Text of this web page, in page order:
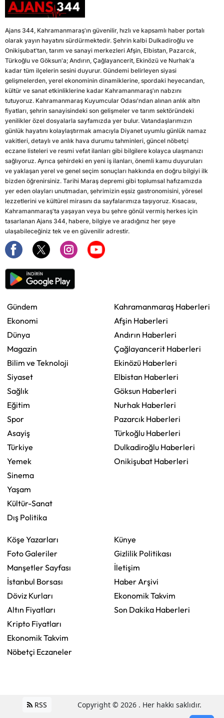
Ajans 344, Kahramanmaraş'ın güvenilir, hızlı ve kapsamlı haber portalı
olarak yayın hayatını sürdürmektedir. Şehrin kalbi Dulkadiroğlu ve
Onikişubat'tan, tarım ve sanayi merkezleri Afşin, Elbistan, Pazarcık,
Türkoğlu ve Göksun'a; Andırın, Çağlayancerit, Ekinözü ve Nurhak'a
kadar tüm ilçelerin sesini duyurur. Gündemi belirleyen siyasi
gelişmelerden, yerel ekonominin dinamiklerine, spordaki heyecandan,
kültür ve sanat etkinliklerine kadar Kahramanmaraş'ın nabzını
tutuyoruz. Kahramanmaraş Kuyumcular Odası'ndan alınan anlık altın
fiyatları, şehrin sanayisindeki son gelişmeler ve tarım sektöründeki
yenilikler özel dosyalarla sayfamızda yer bulur. Vatandaşlarımızın
günlük hayatını kolaylaştırmak amacıyla Diyanet uyumlu günlük namaz
vakitleri, detaylı ve anlık hava durumu tahminleri, güncel nöbetçi
eczane listeleri ve resmi vefat ilanları gibi bilgilere kolayca ulaşmanızı
sağlıyoruz. Ayrıca şehirdeki en yeni iş ilanları, önemli kamu duyuruları
ve yaklaşan yerel ve genel seçim sonuçları hakkında en doğru bilgiyi ilk
bizden öğrenirsiniz. Tarihi Maraş depremi gibi toplumsal hafızamızda
yer eden olayları unutmadan, şehrimizin eşsiz gastronomisini, yöresel
lezzetlerini ve kültürel mirasını da sayfalarımıza taşıyoruz. Kısacası,
Kahramanmaraş'ta yaşayan veya bu şehre gönül vermiş herkes için
tasarlanan Ajans 344, habere, bilgiye ve aradığınız her şeye
ulaşabileceğiniz tek ve en güvenilir adrestir.
Gündem
Ekonomi
Dünya
Magazin
Bilim ve Teknoloji
Siyaset
Sağlık
Eğitim
Spor
Asayiş
Türkiye
Yemek
Sinema
Yaşam
Kültür-Sanat
Dış Politika
Kahramanmaraş Haberleri
Afşin Haberleri
Andırın Haberleri
Çağlayancerit Haberleri
Ekinözü Haberleri
Elbistan Haberleri
Göksun Haberleri
Nurhak Haberleri
Pazarcık Haberleri
Türkoğlu Haberleri
Dulkadiroğlu Haberleri
Onikişubat Haberleri
Köşe Yazarları
Foto Galeriler
Manşetler Sayfası
İstanbul Borsası
Döviz Kurları
Altın Fiyatları
Kripto Fiyatları
Ekonomik Takvim
Nöbetçi Eczaneler
Künye
Gizlilik Politikası
İletişim
Haber Arşivi
Ekonomik Takvim
Son Dakika Haberleri
RSS Copyright © 2026 . Her hakkı saklıdır.